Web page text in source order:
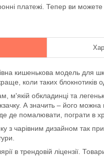
платежі. Тепер ви
кишенькова модель для
коли таких блокнотиків
м'якій обкладинці та
А значить – його
де помалювати, пограти в
з чарівним дизайном так
в трендовій ліцензії.